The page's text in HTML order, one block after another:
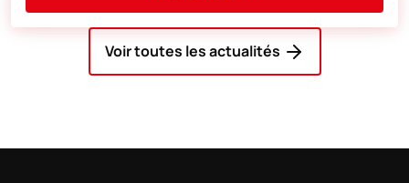
Voir toutes les actualités